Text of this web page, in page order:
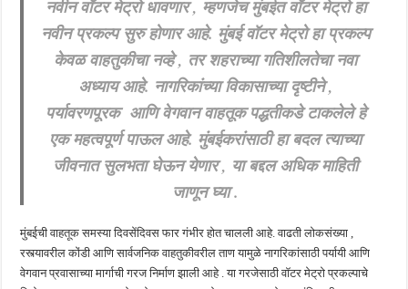
खुशखबर ! रेल्वे मध्ये ४०९८ जुनिअर इंजिनिअर पदांची मोठी भरती ; अर्ज प्रक्रिया सुरु !
नवीन वॉटर मेट्रो धावणार , म्हणजेच मुंबईत वॉटर मेट्रो हा
नवीन प्रकल्प सुरु होणार आहे. मुंबई वॉटर मेट्रो हा प्रकल्प
केवळ वाहतुकीचा नव्हे , तर शहराच्या गतिशीलतेचा नवा
अध्याय आहे. नागरिकांच्या विकासाच्या दृष्टीने ,
पर्यावरणपूरक आणि वेगवान वाहतूक पद्धतीकडे टाकलेले हे
एक महत्वपूर्ण पाऊल आहे. मुंबईकरांसाठी हा बदल त्याच्या
जीवनात सुलभता घेऊन येणार , या बद्दल अधिक माहिती
जाणून घ्या .
मुंबईची वाहतूक समस्या दिवसेंदिवस फार गंभीर होत चालली आहे. वाढती लोकसंख्या ,
रस्त्यावरील कोंडी आणि सार्वजनिक वाहतुकीवरील ताण यामुळे नागरिकांसाठी पर्यायी आणि
वेगवान प्रवासाच्या मार्गाची गरज निर्माण झाली आहे . या गरजेसाठी वॉटर मेट्रो प्रकल्पाचे